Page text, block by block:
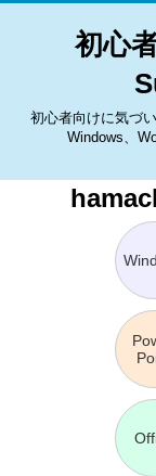
初心
初心者向けに気づ
Windows、